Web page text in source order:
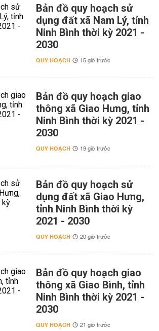
Bản đồ quy hoạch sử
dụng đất xã Nam Lý, tỉnh
Ninh Bình thời kỳ 2021 -
2030
QUY HOẠCH 15 giờ trước
Bản đồ quy hoạch giao
thông xã Giao Hưng, tỉnh
Ninh Bình thời kỳ 2021 -
2030
QUY HOẠCH 19 giờ trước
Bản đồ quy hoạch sử
dụng đất xã Giao Hưng,
tỉnh Ninh Bình thời kỳ
2021 - 2030
QUY HOẠCH 20 giờ trước
Bản đồ quy hoạch giao
thông xã Giao Bình, tỉnh
Ninh Bình thời kỳ 2021 -
2030
QUY HOẠCH 21 giờ trước